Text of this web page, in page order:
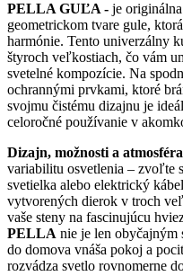
PELLA GUĽA - je
geometrickom tvare gule,
harmónie. Tento univerzálny
štyroch veľkostiach, čo vám
svetelné kompozície. Na
ochrannými prvkami, ktoré
svojmu čistému dizajnu je
celoročné používanie v
Dizajn, možnosti a atmosféra
variabilitu osvetlenia – zvoľte
svetielka alebo elektrický
vytvorených dierok v troch
vaše steny na fascinujúcu
PELLA nie je len obyčajným
do domova vnáša pokoj a
rozvádza svetlo rovnomerne